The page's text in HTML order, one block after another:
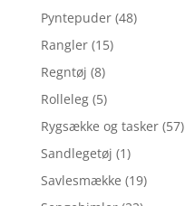
Pyntepuder (48)
Rangler (15)
Regntøj (8)
Rolleleg (5)
Rygsække og tasker (57)
Sandlegetøj (1)
Savlesmække (19)